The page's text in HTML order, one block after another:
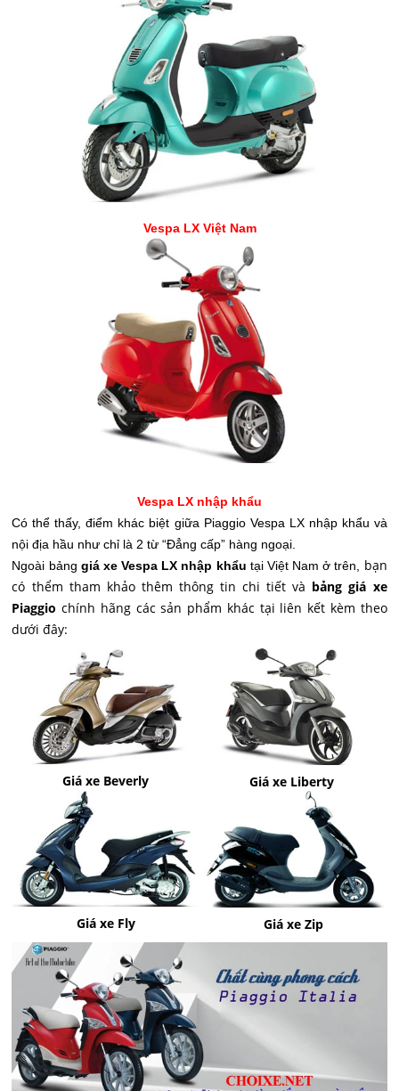
Vespa LX Việt Nam
Vespa LX nhập khẩu
Có thể thấy, điểm khác biệt giữa Piaggio Vespa LX nhập khẩu và
nội địa hầu như chỉ là 2 từ “Đẳng cấp” hàng ngoại.
Ngoài bảng giá xe Vespa LX nhập khẩu tại Việt Nam ở trên, bạn
có thểm tham khảo thêm thông tin chi tiết và bảng giá xe
Piaggio chính hãng các sản phẩm khác tại liên kết kèm theo
dưới đây:
Giá xe Beverly Giá xe Liberty
Giá xe Fly Giá xe Zip